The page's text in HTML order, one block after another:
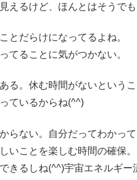
えるけど、ほんとはそうでも
とだらけになってるよね。
てることに気がつかない。
る。休む時間がないというこ
ているからね(^^)
らない。自分だってわかって
いことを楽しむ時間の確保。
きるしね(^^)宇宙エネルギー